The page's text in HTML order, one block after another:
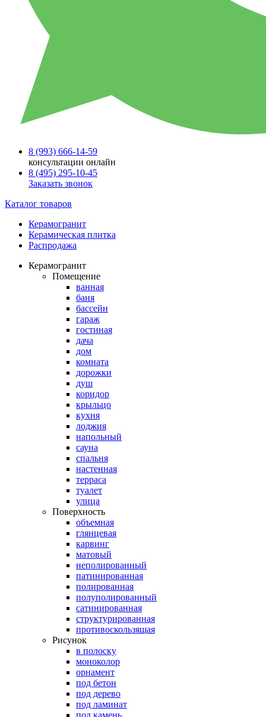
8 (993) 666-14-59
консультации онлайн
8 (495) 295-10-45
Заказать звонок
Каталог товаров
Керамогранит
Керамическая плитка
Распродажа
Керамогранит
Помещение
ванная
баня
бассейн
гараж
гостиная
дача
дом
комната
дорожки
душ
коридор
крыльцо
кухня
лоджия
напольный
сауна
спальня
настенная
терраса
туалет
улица
Поверхность
объемная
глянцевая
карвинг
матовый
неполированный
патинированная
полированная
полуполированный
сатинированная
структурированная
противоскользящая
Рисунок
в полоску
моноколор
орнамент
под бетон
под дерево
под ламинат
под камень